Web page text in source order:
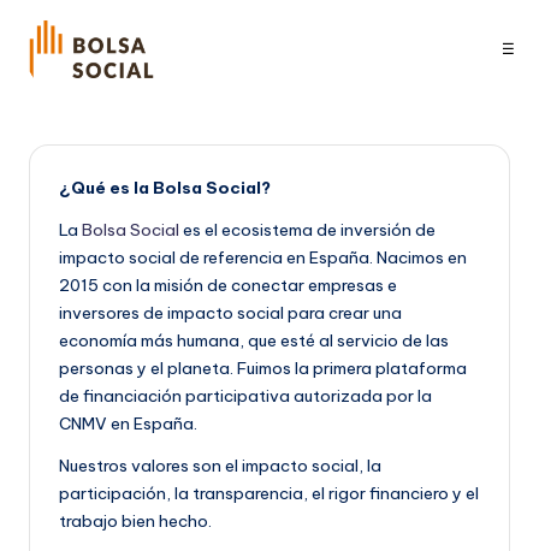
☰
¿Qué es la Bolsa Social?
La Bolsa Social es el ecosistema de inversión de
impacto social de referencia en España. Nacimos en
2015 con la misión de conectar empresas e
inversores de impacto social para crear una
economía más humana, que esté al servicio de las
personas y el planeta. Fuimos la primera plataforma
de financiación participativa autorizada por la
CNMV en España.
Nuestros valores son el impacto social, la
participación, la transparencia, el rigor financiero y el
trabajo bien hecho.